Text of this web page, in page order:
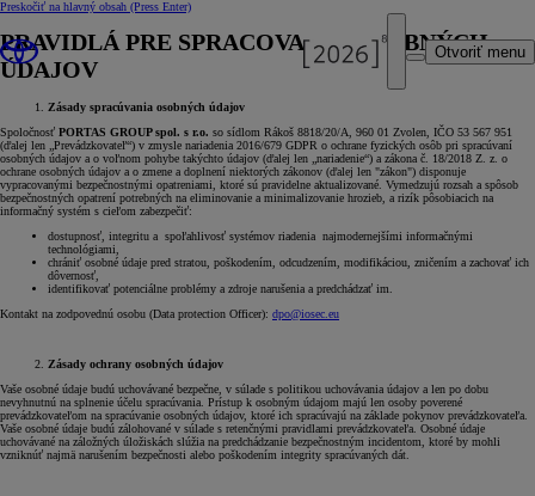
Preskočiť na hlavný obsah (Press Enter)
Otvoriť menu
PRAVIDLÁ PRE SPRACOVANIE OSOBNÝCH
ÚDAJOV
Zásady spracúvania osobných údajov
Spoločnosť PORTAS GROUP spol. s r.o. so sídlom Rákoš 8818/20/A, 960 01 Zvolen, IČO 53 567 951
(ďalej len „Prevádzkovateľ“) v zmysle nariadenia 2016/679 GDPR o ochrane fyzických osôb pri spracúvaní
osobných údajov a o voľnom pohybe takýchto údajov (ďalej len „nariadenie“) a zákona č. 18/2018 Z. z. o
ochrane osobných údajov a o zmene a doplnení niektorých zákonov (ďalej len "zákon") disponuje
vypracovanými bezpečnostnými opatreniami, ktoré sú pravidelne aktualizované. Vymedzujú rozsah a spôsob
bezpečnostných opatrení potrebných na eliminovanie a minimalizovanie hrozieb, a rizík pôsobiacich na
informačný systém s cieľom zabezpečiť:
dostupnosť, integritu a spoľahlivosť systémov riadenia najmodernejšími informačnými
technológiami,
chrániť osobné údaje pred stratou, poškodením, odcudzením, modifikáciou, zničením a zachovať ich
dôvernosť,
identifikovať potenciálne problémy a zdroje narušenia a predchádzať im.
Kontakt na zodpovednú osobu (Data protection Officer): dpo@iosec.eu
Zásady ochrany osobných údajov
Vaše osobné údaje budú uchovávané bezpečne, v súlade s politikou uchovávania údajov a len po dobu
nevyhnutnú na splnenie účelu spracúvania. Prístup k osobným údajom majú len osoby poverené
prevádzkovateľom na spracúvanie osobných údajov, ktoré ich spracúvajú na základe pokynov prevádzkovateľa.
Vaše osobné údaje budú zálohované v súlade s retenčnými pravidlami prevádzkovateľa. Osobné údaje
uchovávané na záložných úložiskách slúžia na predchádzanie bezpečnostným incidentom, ktoré by mohli
vzniknúť najmä narušením bezpečnosti alebo poškodením integrity spracúvaných dát.